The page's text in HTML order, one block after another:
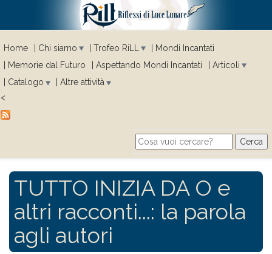
Home Chi siamo Trofeo RiLL
Mondi Incantati
Memorie dal Futuro
Aspettando Mondi Incantati
Articoli
Catalogo
Altre attività
<
Search form
Cerca
TUTTO INIZIA DA O e
altri racconti...: la parola
agli autori